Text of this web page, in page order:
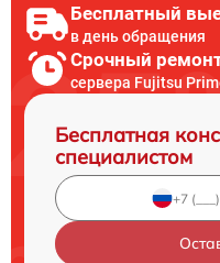
Бесплатный
в день обращения
Срочный
сервера Fujitsu
Бесплатная
специалистом